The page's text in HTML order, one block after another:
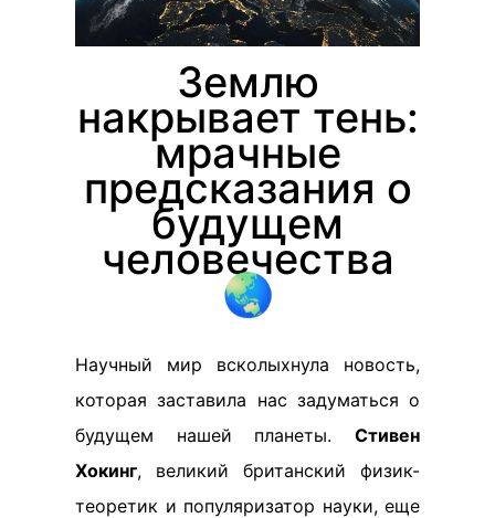
Землю
накрывает тень:
мрачные
предсказания о
будущем
человечества
🌏
Научный мир всколыхнула новость,
которая заставила нас задуматься о
будущем нашей планеты. Стивен
Хокинг, великий британский физик-
теоретик и популяризатор науки, еще